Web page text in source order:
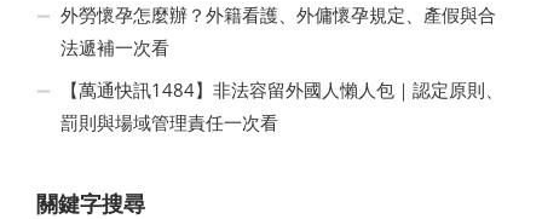
外勞懷孕怎麼辦？外籍看護、外傭懷孕規定、產假與合
法遞補一次看
【萬通快訊1484】非法容留外國人懶人包｜認定原則、
罰則與場域管理責任一次看
關鍵字搜尋